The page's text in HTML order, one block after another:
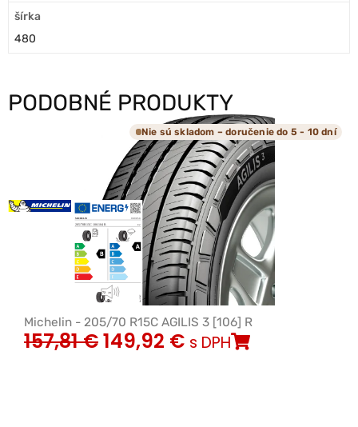
šírka
480
PODOBNÉ PRODUKTY
Nie sú skladom – doručenie do 5 - 10 dní
Michelin - 205/70 R15C AGILIS 3 [106] R
157,81€149,92 € s DPH